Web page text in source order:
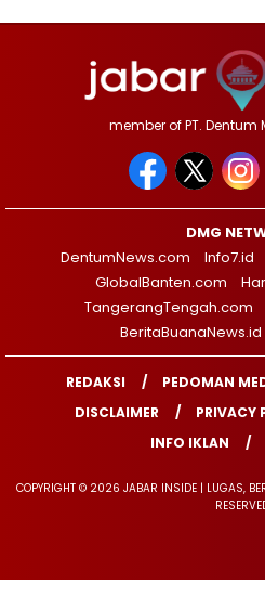
member of PT.
DMG
DentumNews.com
Info7.id
GlobalBanten.com
TangerangTengah.com
BeritaBuanaNews.id
REDAKSI PEDOMAN
DISCLAIMER
PRIVACY
INFO IKLAN
COPYRIGHT © 2026 JABAR INSIDE | LUGAS,